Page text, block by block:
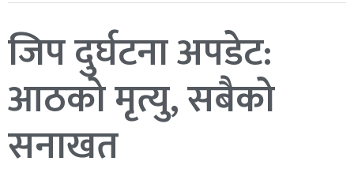
जिप दुर्घटना अपडेट:
आठको मृत्यु, सबैको
सनाखत